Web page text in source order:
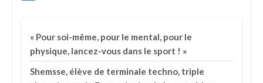
« Pour soi-même, pour le mental, pour le
physique, lancez-vous dans le sport ! »
Shemsse, élève de terminale techno, triple